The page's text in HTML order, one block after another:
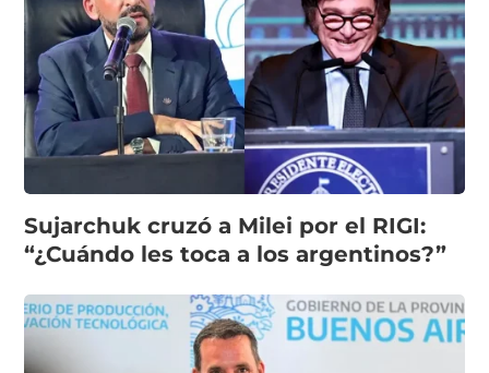
Sujarchuk cruzó a Milei por el RIGI:
“¿Cuándo les toca a los argentinos?”